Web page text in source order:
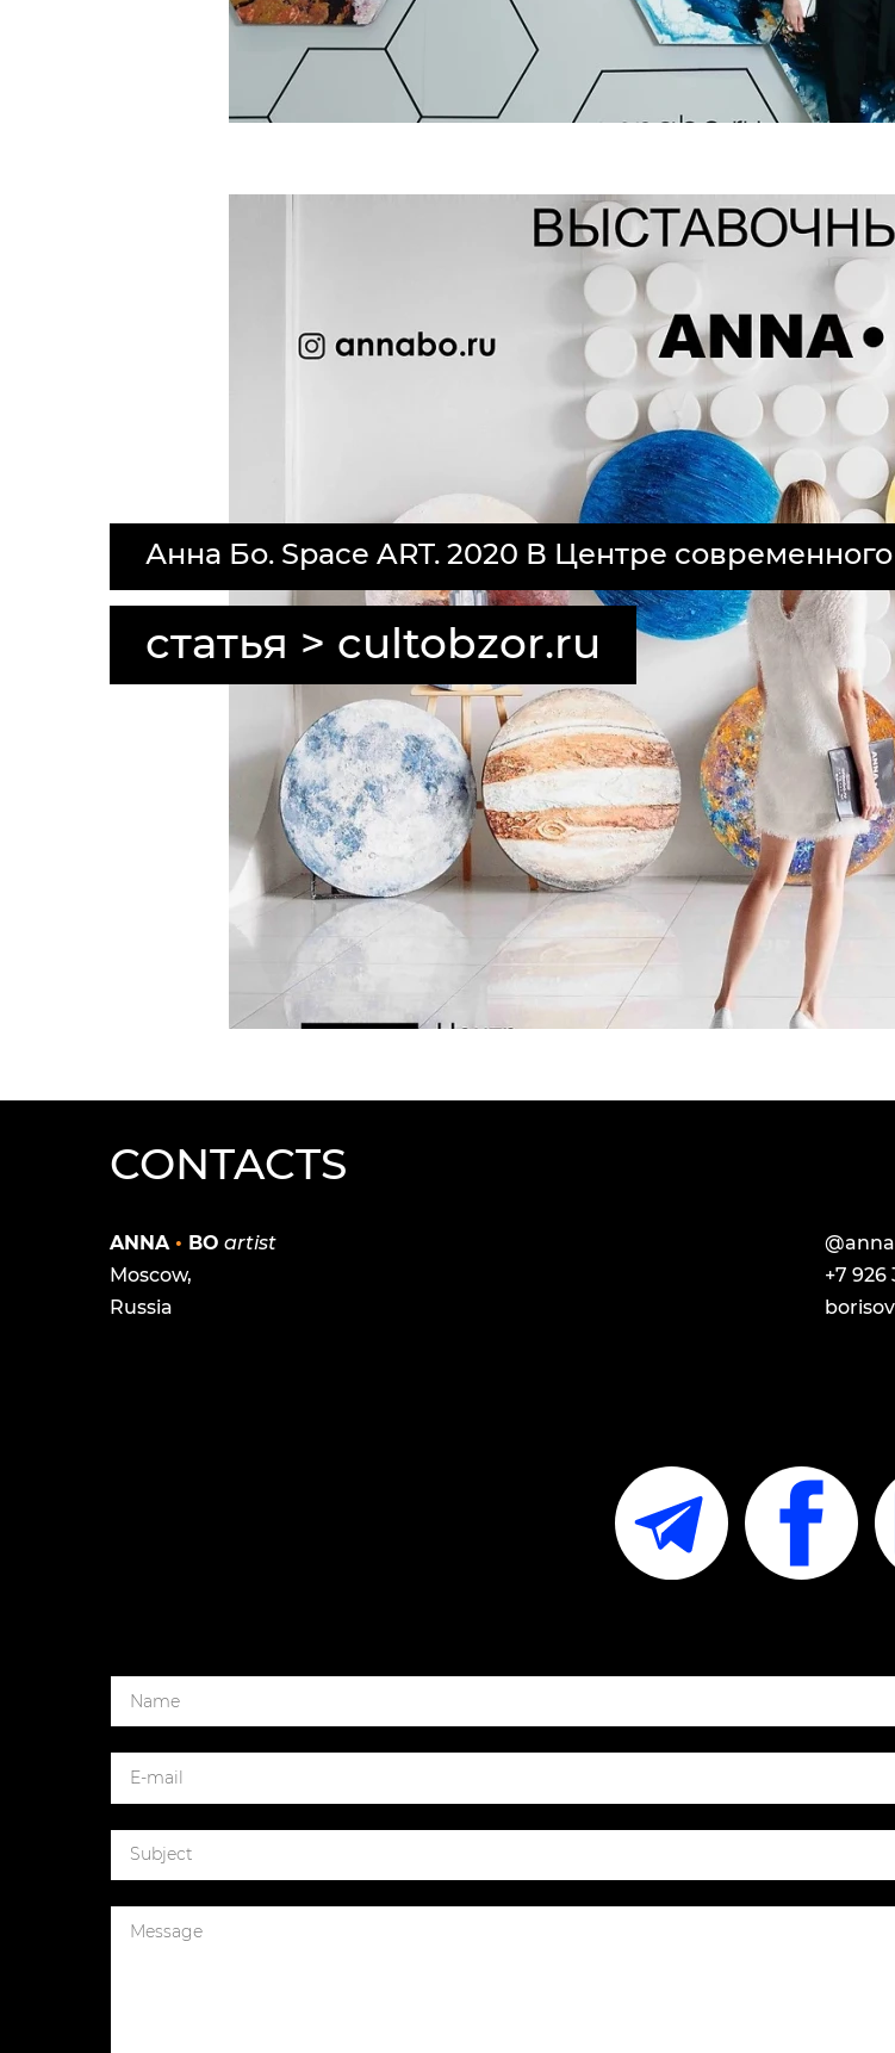
Анна Бо. Space ART. 2020 В Центре
статья > cultobzor.ru
CONTACTS
ANNA • BO artist
Moscow,
Russia
+7 926